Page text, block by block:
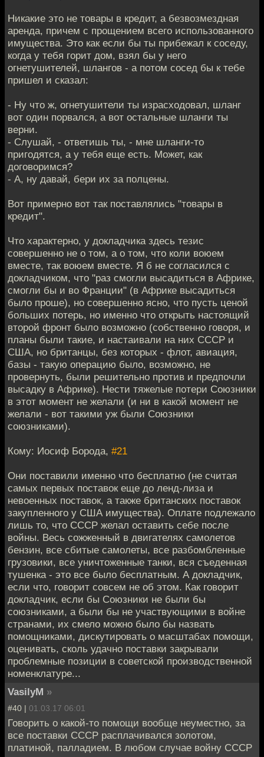
Никакие это не товары в кредит, а безвозмездная
аренда, причем с прощением всего использованного
имущества. Это как если бы ты прибежал к соседу,
когда у тебя горит дом, взял бы у него
огнетушителей, шлангов - а потом сосед бы к тебе
пришел и сказал:
- Ну что ж, огнетушители ты израсходовал, шланг
вот один порвался, а вот остальные шланги ты
верни.
- Слушай, - ответишь ты, - мне шланги-то
пригодятся, а у тебя еще есть. Может, как
договоримся?
- А, ну давай, бери их за полцены.
Вот примерно вот так поставлялись "товары в
кредит".
Что характерно, у докладчика здесь тезис
совершенно не о том, а о том, что коли воюем
вместе, так воюем вместе. Я б не согласился с
докладчиком, что "раз смогли высадиться в Африке,
смогли бы и во Франции" (в Африке высадиться
было проше), но совершенно ясно, что пусть ценой
больших потерь, но именно что открыть настоящий
второй фронт было возможно (собственно говоря, и
планы были такие, и настаивали на них СССР и
США, но британцы, без которых - флот, авиация,
базы - такую операцию было, возможно, не
провернуть, были решительно против и предпочли
высадку в Африке). Нести тяжелые потери Союзники
в этот момент не желали (и ни в какой момент не
желали - вот такими уж были Союзники
союзниками).
Кому: Иосиф Борода, #21
Они поставили именно что бесплатно (не считая
самых первых поставок еще до ленд-лиза и
невоенных поставок, а также британских поставок
закупленного у США имущества). Оплате подлежало
лишь то, что СССР желал оставить себе после
войны. Весь сожженный в двигателях самолетов
бензин, все сбитые самолеты, все разбомбленные
грузовики, все уничтоженные танки, вся съеденная
тушенка - это все было бесплатным. А докладчик,
если что, говорит совсем не об этом. Как говорит
докладчик, если бы Союзники не были бы
союзниками, а были бы не участвующими в войне
странами, их смело можно было бы назвать
помощниками, дискутировать о масштабах помощи,
оценивать, сколь удачно поставки закрывали
проблемные позиции в советской производственной
номенклатуре...
VasilyM »
#40 | 01.03.17 06:01
Говорить о какой-то помощи вообще неуместно, за
все поставки СССР расплачивался золотом,
платиной, палладием. В любом случае войну СССР